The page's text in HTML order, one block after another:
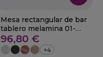
Mesa rectangular de bar
tablero melamina 01-
Aberin
96,80 €
+4